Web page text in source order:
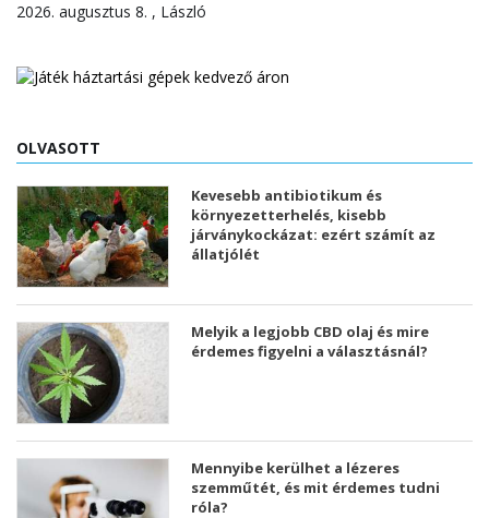
2026. augusztus 8. , László
OLVASOTT
Kevesebb antibiotikum és
környezetterhelés, kisebb
járványkockázat: ezért számít az
állatjólét
Melyik a legjobb CBD olaj és mire
érdemes figyelni a választásnál?
Mennyibe kerülhet a lézeres
szemműtét, és mit érdemes tudni
róla?